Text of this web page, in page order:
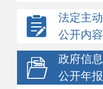
法定主动
公开内容
政府信息
公开年报